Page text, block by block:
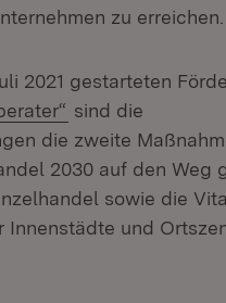
zu erreichen.
2021 gestarteten
(Öffnet in neuem
sind die
die zweite
2030 auf den Weg
sowie die
und